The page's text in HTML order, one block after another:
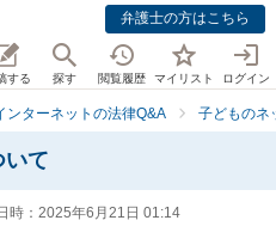
弁護士の方はこちら
する 探す 閲覧履歴 マイリスト ログイン
ンターネットの法律Q&A 子どものネ
いて
時： 2025年6月21日 01:14